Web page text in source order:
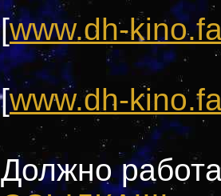
[www.dh-
[www.dh-
Должно